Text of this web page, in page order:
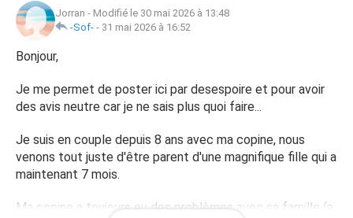
Jorran - Modifié le 30 mai 2026 à 13:48
-Sof- - 31 mai 2026 à 16:52
Bonjour,
Je me permet de poster ici par desespoire et pour avoir
des avis neutre car je ne sais plus quoi faire...
Je suis en couple depuis 8 ans avec ma copine, nous
venons tout juste d'être parent d'une magnifique fille qui a
maintenant 7 mois.
Ma copine a toujours eu des problèmes avec sa famille (a